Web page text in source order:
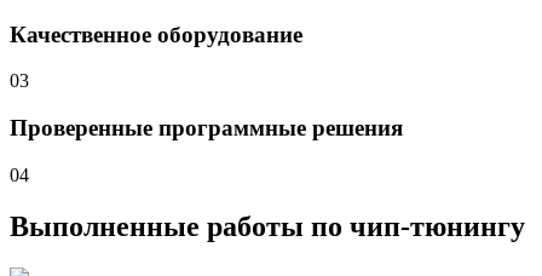
Качественное оборудование
03
Проверенные программные решения
04
Выполненные работы по чип-тюнингу